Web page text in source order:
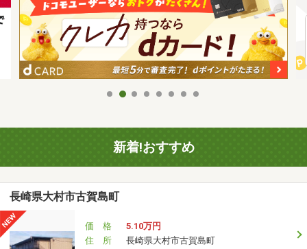
新着!おすすめ
長崎県大村市古賀島町
価 格
5.10万円
住 所
長崎県大村市古賀島町